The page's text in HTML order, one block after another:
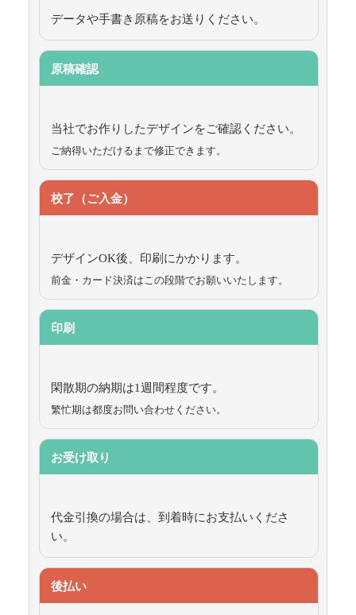
データや手書き原稿をお送りください。
原稿確認
当社でお作りしたデザインをご確認ください。
ご納得いただけるまで修正できます。
校了（ご入金）
デザインOK後、印刷にかかります。
前金・カード決済はこの段階でお願いいたします。
印刷
閑散期の納期は1週間程度です。
繁忙期は都度お問い合わせください。
お受け取り
代金引換の場合は、到着時にお支払いくださ
い。
後払い